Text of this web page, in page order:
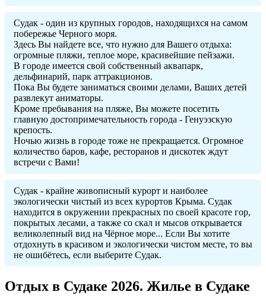
Судак - один из крупных городов, находящихся на самом
побережье Черного моря.
Здесь Вы найдете все, что нужно для Вашего отдыха:
огромные пляжи, теплое море, красивейшие пейзажи.
В городе имеется свой собственный аквапарк,
дельфинарий, парк аттракционов.
Пока Вы будете заниматься своими делами, Ваших детей
развлекут аниматоры.
Кроме пребывания на пляже, Вы можете посетить
главную достопримечательность города - Генуэзскую
крепость.
Ночью жизнь в городе тоже не прекращается. Огромное
количество баров, кафе, ресторанов и дискотек ждут
встречи с Вами!
Судак - крайне живописный курорт и наиболее
экологически чистый из всех курортов Крыма. Судак
находится в окружении прекрасных по своей красоте гор,
покрытых лесами, а также со скал и мысов открывается
великолепный вид на Чёрное море... Если Вы хотите
отдохнуть в красивом и экологически чистом месте, то вы
не ошибётесь, если выберите Судак.
Отдых в Судаке 2026. Жилье в Судаке